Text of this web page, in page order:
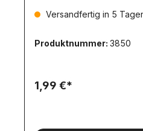
Versandfertig in 5
Produktnummer: 3850
1,99 €*